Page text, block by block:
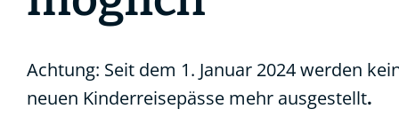
Achtung: Seit dem 1. Januar 2024 werden
neuen Kinderreisepässe mehr ausgestellt.